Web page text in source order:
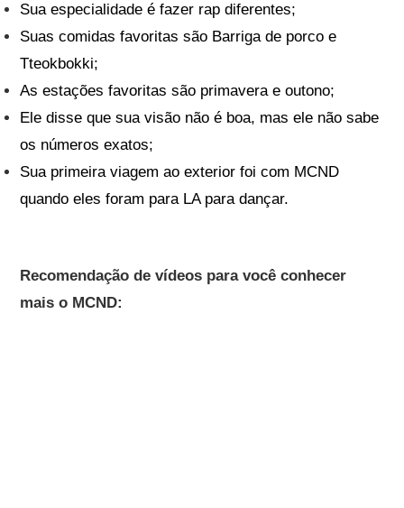
Sua especialidade é fazer rap diferentes;
Suas comidas favoritas são Barriga de porco e
Tteokbokki;
As estações favoritas são primavera e outono;
Ele disse que sua visão não é boa, mas ele não sabe
os números exatos;
Sua primeira viagem ao exterior foi com MCND
quando eles foram para LA para dançar.
Recomendação de vídeos para você conhecer
mais o MCND: